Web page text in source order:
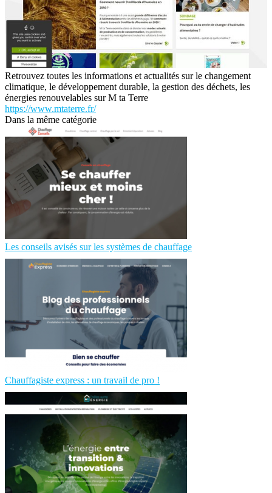
Retrouvez toutes les informations et actualités sur le changement
climatique, le développement durable, la gestion des déchets, les
énergies renouvelables sur M ta Terre
https://www.mtaterre.fr/
Dans la même catégorie
Les conseils avisés sur les systèmes de chauffage
Chauffagiste express : un travail de pro !